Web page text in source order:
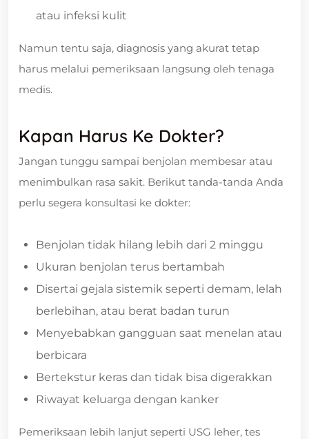
atau infeksi kulit
Namun tentu saja, diagnosis yang akurat tetap
harus melalui pemeriksaan langsung oleh tenaga
medis.
Kapan Harus Ke Dokter?
Jangan tunggu sampai benjolan membesar atau
menimbulkan rasa sakit. Berikut tanda-tanda Anda
perlu segera konsultasi ke dokter:
Benjolan tidak hilang lebih dari 2 minggu
Ukuran benjolan terus bertambah
Disertai gejala sistemik seperti demam, lelah
berlebihan, atau berat badan turun
Menyebabkan gangguan saat menelan atau
berbicara
Bertekstur keras dan tidak bisa digerakkan
Riwayat keluarga dengan kanker
Pemeriksaan lebih lanjut seperti USG leher, tes